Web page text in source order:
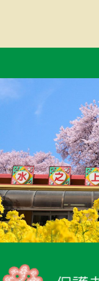
ー
シ
ン